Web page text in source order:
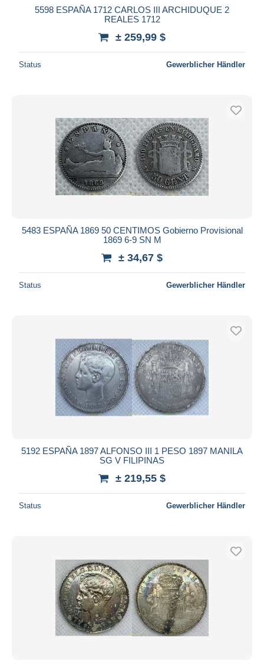
5598 ESPAÑA 1712 CARLOS III ARCHIDUQUE 2
REALES 1712
± 259,99 $
Status Gewerblicher Händler
5483 ESPAÑA 1869 50 CENTIMOS Gobierno Provisional
1869 6-9 SN M
± 34,67 $
Status Gewerblicher Händler
5192 ESPAÑA 1897 ALFONSO III 1 PESO 1897 MANILA
SG V FILIPINAS
± 219,55 $
Status Gewerblicher Händler